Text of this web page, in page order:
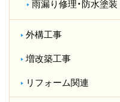
雨漏り修理・防水塗装
外構工事
増改築工事
リフォーム関連